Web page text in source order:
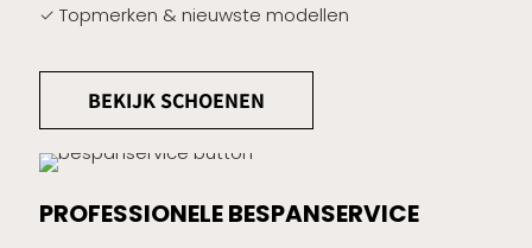
✓ Topmerken & nieuwste modellen
BEKIJK SCHOENEN
PROFESSIONELE BESPANSERVICE